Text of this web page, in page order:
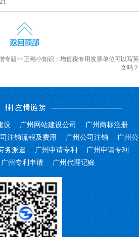
专题>>正穗小知识：增值税专用发票单位可以写英
文吗？
设 广州网站建设公司
广州商标注册
注销流程及费用 广州公司注销
广州公
务派遣 广州申请专利
广州申请专利
广州专利申请 广州代理记账